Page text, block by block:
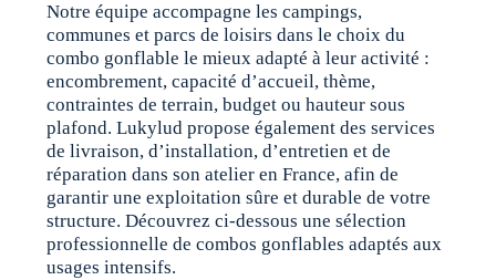
Notre équipe accompagne les campings,
communes et parcs de loisirs dans le choix du
combo gonflable le mieux adapté à leur activité :
encombrement, capacité d’accueil, thème,
contraintes de terrain, budget ou hauteur sous
plafond. Lukylud propose également des services
de livraison, d’installation, d’entretien et de
réparation dans son atelier en France, afin de
garantir une exploitation sûre et durable de votre
structure. Découvrez ci-dessous une sélection
professionnelle de combos gonflables adaptés aux
usages intensifs.